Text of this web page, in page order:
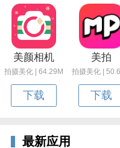
美颜相机
拍摄美化 | 64.29M
下载
美拍
拍摄美化 |
下载
最新应用